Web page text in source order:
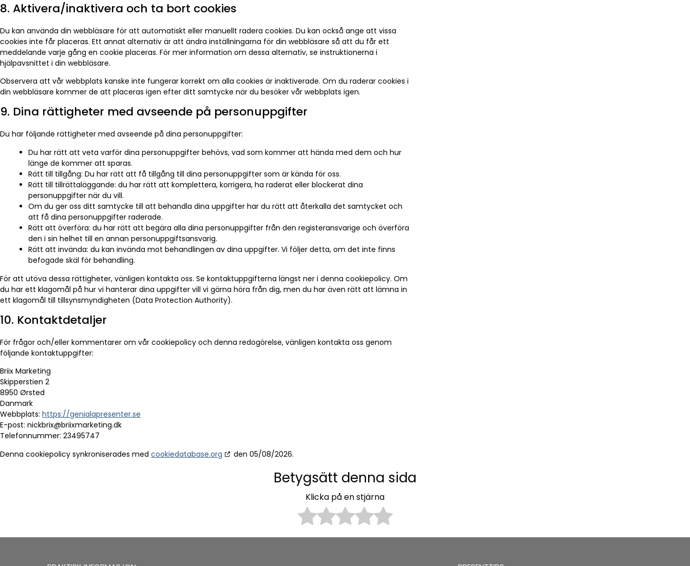
8. Aktivera/inaktivera och ta bort cookies
Du kan använda din webbläsare för att automatiskt eller manuellt radera cookies. Du kan också ange att vissa
cookies inte får placeras. Ett annat alternativ är att ändra inställningarna för din webbläsare så att du får ett
meddelande varje gång en cookie placeras. För mer information om dessa alternativ, se instruktionerna i
hjälpavsnittet i din webbläsare.
Observera att vår webbplats kanske inte fungerar korrekt om alla cookies är inaktiverade. Om du raderar cookies i
din webbläsare kommer de att placeras igen efter ditt samtycke när du besöker vår webbplats igen.
9. Dina rättigheter med avseende på personuppgifter
Du har följande rättigheter med avseende på dina personuppgifter:
Du har rätt att veta varför dina personuppgifter behövs, vad som kommer att hända med dem och hur
länge de kommer att sparas.
Rätt till tillgång: Du har rätt att få tillgång till dina personuppgifter som är kända för oss.
Rätt till tillrättaläggande: du har rätt att komplettera, korrigera, ha raderat eller blockerat dina
personuppgifter när du vill.
Om du ger oss ditt samtycke till att behandla dina uppgifter har du rätt att återkalla det samtycket och
att få dina personuppgifter raderade.
Rätt att överföra: du har rätt att begära alla dina personuppgifter från den registeransvarige och överföra
den i sin helhet till en annan personuppgiftsansvarig.
Rätt att invända: du kan invända mot behandlingen av dina uppgifter. Vi följer detta, om det inte finns
befogade skäl för behandling.
För att utöva dessa rättigheter, vänligen kontakta oss. Se kontaktuppgifterna längst ner i denna cookiepolicy. Om
du har ett klagomål på hur vi hanterar dina uppgifter vill vi gärna höra från dig, men du har även rätt att lämna in
ett klagomål till tillsynsmyndigheten (Data Protection Authority).
10. Kontaktdetaljer
För frågor och/eller kommentarer om vår cookiepolicy och denna redogörelse, vänligen kontakta oss genom
följande kontaktuppgifter:
Briix Marketing
Skipperstien 2
8950 Ørsted
Danmark
Webbplats: https://genialapresenter.se
E-post: nickbrix@briixmarketing.dk
Telefonnummer: 23495747
Denna cookiepolicy synkroniserades med cookiedatabase.org den 05/08/2026.
Betygsätt denna sida
Klicka på en stjärna